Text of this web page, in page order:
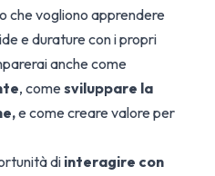
che vogliono apprendere
e durature con i propri
anche come
, come sviluppare la
e come creare valore per
di interagire con